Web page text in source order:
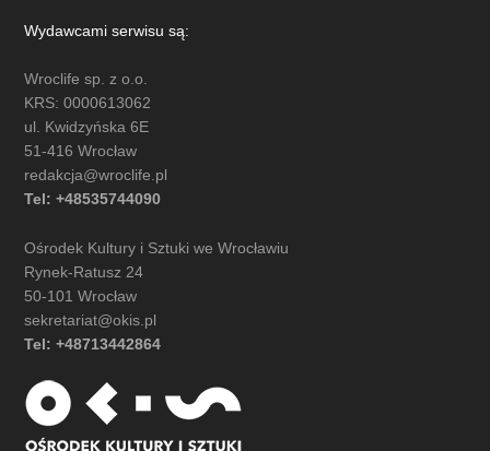
Wydawcami serwisu są:
Wroclife sp. z o.o.
KRS: 0000613062
ul. Kwidzyńska 6E
51-416 Wrocław
redakcja@wroclife.pl
Tel: +48535744090
Ośrodek Kultury i Sztuki we Wrocławiu
Rynek-Ratusz 24
50-101 Wrocław
sekretariat@okis.pl
Tel: +48713442864